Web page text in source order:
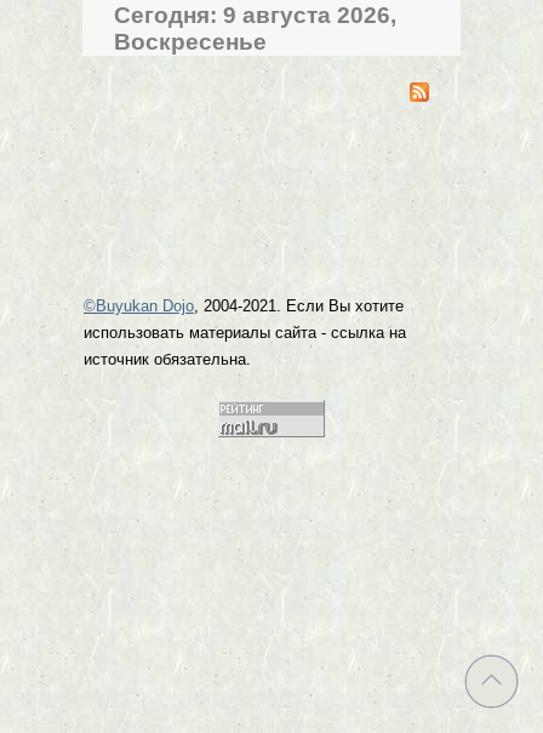
Сегодня: 9 августа 2026,
Воскресенье
©Buyukan Dojo , 2004-2021. Если Вы хотите
использовать материалы сайта - ссылка на
источник обязательна.